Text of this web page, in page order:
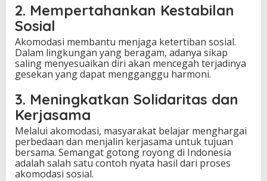
2. Mempertahankan Kestabilan
Sosial
Akomodasi membantu menjaga ketertiban sosial.
Dalam lingkungan yang beragam, adanya sikap
saling menyesuaikan diri akan mencegah terjadinya
gesekan yang dapat mengganggu harmoni.
3. Meningkatkan Solidaritas dan
Kerjasama
Melalui akomodasi, masyarakat belajar menghargai
perbedaan dan menjalin kerjasama untuk tujuan
bersama. Semangat gotong royong di Indonesia
adalah salah satu contoh nyata hasil dari proses
akomodasi sosial.